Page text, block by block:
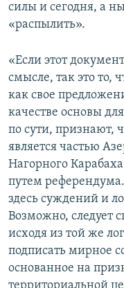
силы и сегодня, а
«распылить».
«Если этот
смысле, так это то,
как свое
качестве основы
по сути, признают,
является частью
Нагорного
путем
здесь суждений и
Возможно, следует
исходя из той же
подписать мирное
основанное на